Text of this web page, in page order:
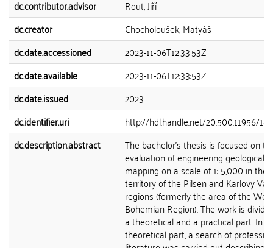
dc.contributor.advisor
Rout, Jiří
dc.creator
Chocholoušek, Matyáš
dc.date.accessioned
2023-11-06T12:33:53Z
dc.date.available
2023-11-06T12:33:53Z
dc.date.issued
2023
dc.identifier.uri
http://hdl.handle.net/20.500.11956/
dc.description.abstract
The bachelor's thesis is focused on
evaluation of engineering geological
mapping on a scale of 1: 5,000 in the
territory of the Pilsen and Karlovy
regions (formerly the area of the
Bohemian Region). The work is
a theoretical and a practical part. In
theoretical part, a search of